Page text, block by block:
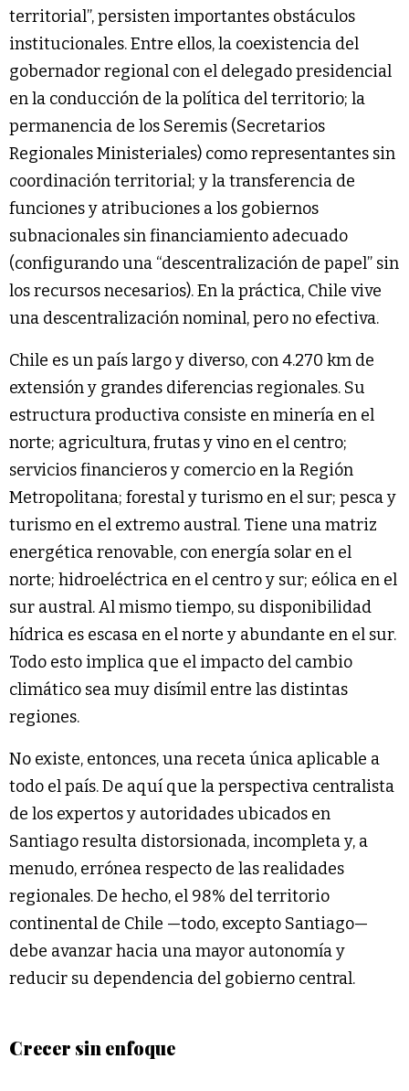
territorial”, persisten importantes obstáculos
institucionales. Entre ellos, la coexistencia del
gobernador regional con el delegado presidencial
en la conducción de la política del territorio; la
permanencia de los Seremis (Secretarios
Regionales Ministeriales) como representantes sin
coordinación territorial; y la transferencia de
funciones y atribuciones a los gobiernos
subnacionales sin financiamiento adecuado
(configurando una “descentralización de papel” sin
los recursos necesarios). En la práctica, Chile vive
una descentralización nominal, pero no efectiva.
Chile es un país largo y diverso, con 4.270 km de
extensión y grandes diferencias regionales. Su
estructura productiva consiste en minería en el
norte; agricultura, frutas y vino en el centro;
servicios financieros y comercio en la Región
Metropolitana; forestal y turismo en el sur; pesca y
turismo en el extremo austral. Tiene una matriz
energética renovable, con energía solar en el
norte; hidroeléctrica en el centro y sur; eólica en el
sur austral. Al mismo tiempo, su disponibilidad
hídrica es escasa en el norte y abundante en el sur.
Todo esto implica que el impacto del cambio
climático sea muy disímil entre las distintas
regiones.
No existe, entonces, una receta única aplicable a
todo el país. De aquí que la perspectiva centralista
de los expertos y autoridades ubicados en
Santiago resulta distorsionada, incompleta y, a
menudo, errónea respecto de las realidades
regionales. De hecho, el 98% del territorio
continental de Chile —todo, excepto Santiago—
debe avanzar hacia una mayor autonomía y
reducir su dependencia del gobierno central.
Crecer sin enfoque